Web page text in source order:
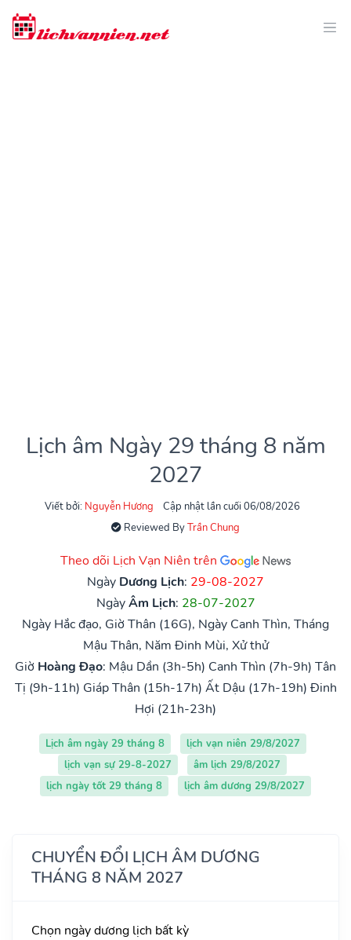
Lịch âm Ngày 29 tháng 8 năm
2027
Viết bởi: Nguyễn Hương
Cập nhật lần cuối 06/08/2026
Reviewed ByTrần Chung
Theo dõi Lịch Vạn Niên trên
Ngày Dương Lịch: 29-08-2027
NgàyÂm Lịch: 28-07-2027
Ngày Hắc đạo, Giờ Thân (16G), Ngày Canh Thìn, Tháng
Mậu Thân, Năm Đinh Mùi, Xử thử
Giờ Hoàng Đạo: Mậu Dần (3h-5h) Canh Thìn (7h-9h) Tân
Tị (9h-11h) Giáp Thân (15h-17h) Ất Dậu (17h-19h) Đinh
Hợi (21h-23h)
Lịch âm ngày 29 tháng 8
lịch vạn niên 29/8/2027
lịch vạn sự 29-8-2027
âm lịch 29/8/2027
lịch ngày tốt 29 tháng 8
lịch âm dương 29/8/2027
CHUYỂN ĐỔI LỊCH ÂM DƯƠNG
THÁNG 8 NĂM 2027
Chọn ngày dương lịch bất kỳ